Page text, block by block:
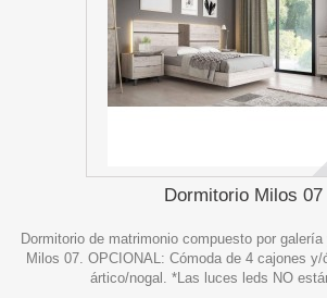
Dormitorio Milos 07
Dormitorio de matrimonio compuesto por
Milos 07. OPCIONAL: Cómoda de 4 cajones
ártico/nogal. *Las luces leds NO